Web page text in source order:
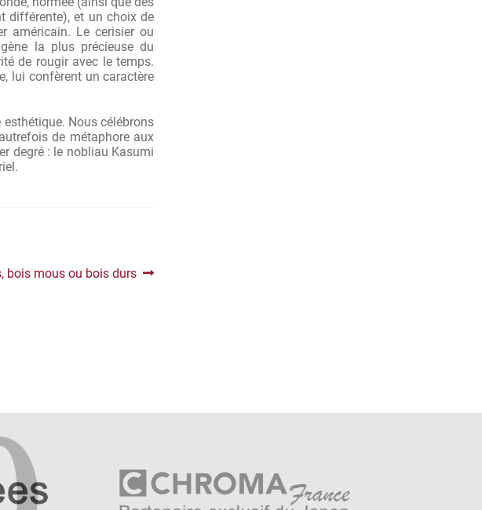
différente), et un choix de
américain. Le cerisier ou
la plus précieuse du
de rougir avec le temps.
lui confèrent un caractère
Nous célébrons
de métaphore aux
degré : le nobliau Kasumi
bois mous ou bois durs